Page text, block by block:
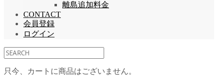
離島追加料金
CONTACT
会員登録
ログイン
只今、カートに商品はございません。